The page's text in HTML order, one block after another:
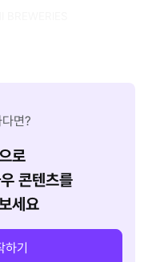
면?
로
콘텐츠를
세요
하기